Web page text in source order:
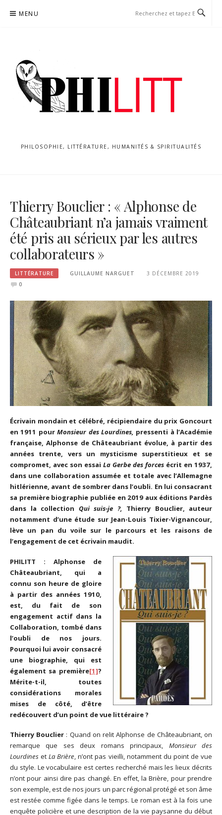
MENU
PHILOSOPHIE, LITTÉRATURE, HUMANITÉS & SPIRITUALITÉS
Thierry Bouclier : « Alphonse de
Châteaubriant n’a jamais vraiment
été pris au sérieux par les autres
collaborateurs »
LITTÉRATURE GUILLAUME NARGUET
3 DÉCEMBRE 2019
0
Écrivain mondain et célébré, récipiendaire du prix Goncourt
en 1911 pourMonsieur des Lourdines, pressenti à l’Académie
française, Alphonse de Châteaubriant évolue, à partir des
années trente, vers un mysticisme superstitieux et se
compromet, avec son essai La Gerbe des forces écrit en 1937,
dans une collaboration assumée et totale avec l’Allemagne
hitlérienne, avant de sombrer dans l’oubli. En lui consacrant
sa première biographie publiée en 2019 aux éditions Pardès
dans la collection Qui suis-je ?, Thierry Bouclier, auteur
notamment d’une étude sur Jean-Louis Tixier-Vignancour,
lève un pan du voile sur le parcours et les raisons de
l’engagement de cet écrivain maudit.
PHILITT : Alphonse de
Châteaubriant, qui a
connu son heure de gloire
à partir des années 1910,
est, du fait de son
engagement actif dans la
Collaboration, tombé dans
l’oubli de nos jours.
Pourquoi lui avoir consacré
une biographie, qui est
également sa première[1]?
Mérite-t-il, toutes
considérations morales
mises de côté, d’être
redécouvert d’un point de vue littéraire ?
Thierry Bouclier : Quand on relit Alphonse de Châteaubriant, on
remarque que ses deux romans principaux, Monsieur des
LourdinesetLa Brière, n’ont pas vieilli, notamment du point de vue
du style. Le vocabulaire est certes recherché mais les lieux décrits
n’ont pour ainsi dire pas changé. En effet, la Brière, pour prendre
son exemple, est de nos jours un parc régional protégé et son âme
est restée comme figée dans le temps. Le roman est à la fois une
enquête policière et une description de la vie paysanne du début